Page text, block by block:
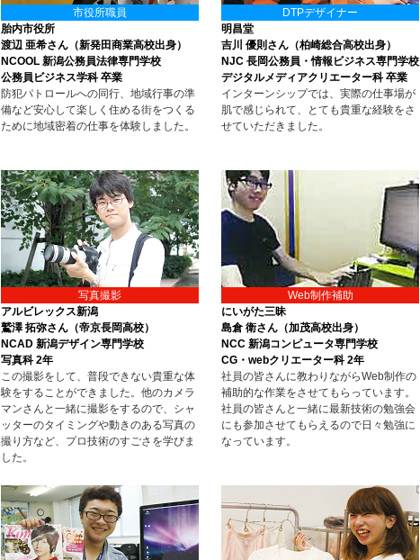
市役所職員
胎内市役所
渡辺 亜希さん（新発田商業高校出身）
NCOOL 新潟公務員法律専門学校
公務員ビジネス学科 卒業
防犯パトロールへの同行、地域行事の準
備など安心して楽しく住める街をつくる
ために地域密着の仕事を体験しました。
DTPデザイナー
明昌堂
吉川 優則さん（柏崎総合高校出身）
NJC 長岡公務員・情報ビジネス専門学校
デジタルメディアクリエーター科 卒業
インターンシップでは、実際の仕事場が
肌で感じられて、とても貴重な経験をさ
せていただきました。
写真撮影
アルビレックス新潟
鷲澤 拓弥さん（帝京長岡高校）
NCAD 新潟デザイン専門学校
写真科 2年
この撮影をして、普段できない貴重な体
験をすることができました。他のカメラ
マンさんと一緒に撮影をするので、シャ
ッターのタイミングや動きのある写真の
撮り方など、プロ技術のすごさを学びま
した。
Web制作補助
にいがた三昧
島倉 衛さん（加茂高校出身）
NCC 新潟コンピュータ専門学校
CG・webクリエーター科 2年
社員の皆さんに教わりながらWeb制作の
補助的な作業をさせてもらっています。
社員の皆さんと一緒に最新技術の勉強会
にも参加させてもらえるので日々勉強に
なっています。